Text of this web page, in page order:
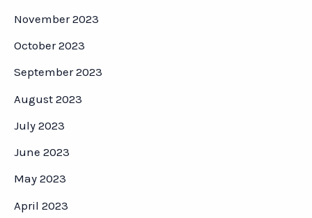
November 2023
October 2023
September 2023
August 2023
July 2023
June 2023
May 2023
April 2023